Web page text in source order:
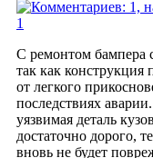
1
С ремонтом бампера
так как конструкция
от легкого
последствиях
уязвимая деталь
достаточно дорого,
вновь не будет